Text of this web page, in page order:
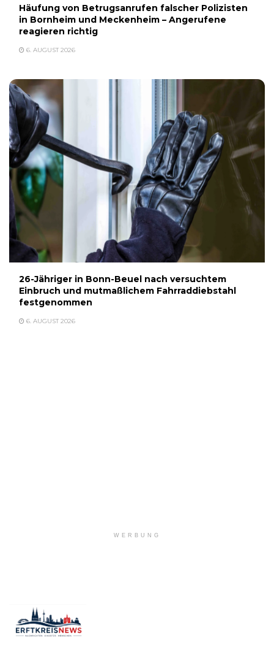
Häufung von Betrugsanrufen falscher Polizisten
in Bornheim und Meckenheim – Angerufene
reagieren richtig
6. AUGUST 2026
26-Jähriger in Bonn-Beuel nach versuchtem
Einbruch und mutmaßlichem Fahrraddiebstahl
festgenommen
6. AUGUST 2026
WERBUNG